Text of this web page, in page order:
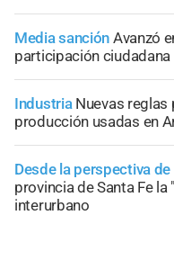
Media sanción Avanzó
participación
Industria Nuevas
producción usadas en
Desde la perspectiva
provincia de Santa Fe
interurbano